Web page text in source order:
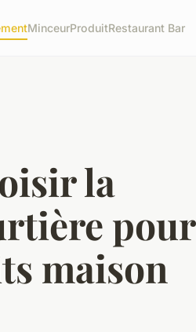
MinceurProduitRestaurant Bar
la
pour
maison